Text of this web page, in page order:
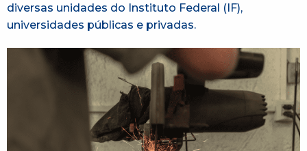
diversas unidades do Instituto Federal (IF),
universidades públicas e privadas.